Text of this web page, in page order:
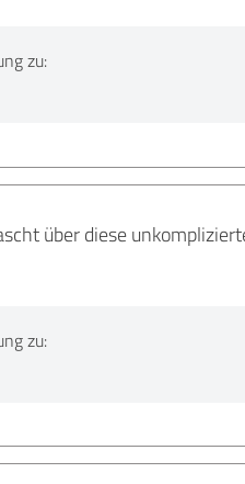
zu:
über diese
zu: